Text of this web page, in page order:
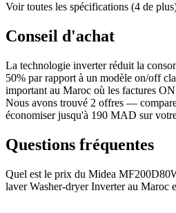
Voir toutes les spécifications (4 de
Conseil d'achat
La technologie inverter réduit la
50% par rapport à un modèle on/off
important au Maroc où les factures
Nous avons trouvé 2 offres —
économiser jusqu'à 190 MAD sur
Questions fréquentes
Quel est le prix du Midea
laver Washer-dryer Inverter au Maroc